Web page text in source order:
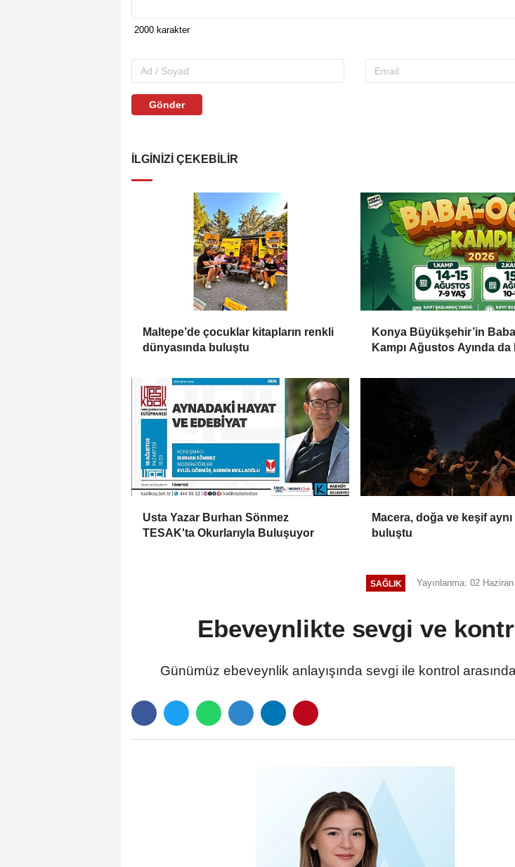
Gönder
İLGINIZI ÇEKEBILIR
Maltepe’de çocuklar kitapların renkli
dünyasında buluştu
Konya Büyükşehir’in
Kampı Ağustos Ayında da
Usta Yazar Burhan Sönmez
TESAK'ta Okurlarıyla Buluşuyor
Macera, doğa ve keşif
buluştu
SAĞLIK Yayınlanma: 02
Ebeveynlikte sevgi ve
Günümüz ebeveynlik anlayışında sevgi ile kontrol